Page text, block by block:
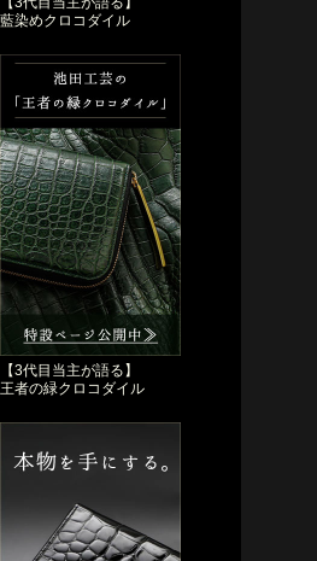
藍染めクロコダイル
【3代目当主が語る】
王者の緑クロコダイル